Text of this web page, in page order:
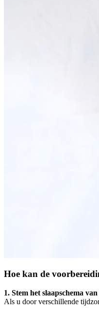
Hoe kan de
1. Stem het slaapschema
Als u door verschillende